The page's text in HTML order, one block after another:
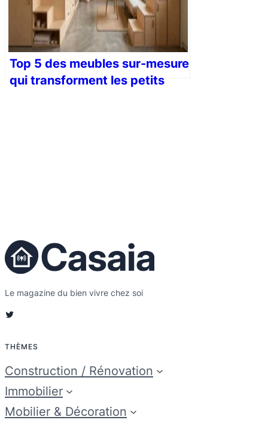
Top 5 des meubles sur-mesure
qui transforment les petits
Le magazine du bien vivre chez soi
Twitter
THÈMES
Construction / Rénovation
Immobilier
Mobilier & Décoration